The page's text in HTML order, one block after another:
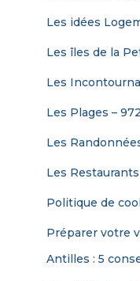
Les idées
Les îles de la
Les
Les Plages – 972
Les
Les
Politique de
Préparer votre
Antilles : 5